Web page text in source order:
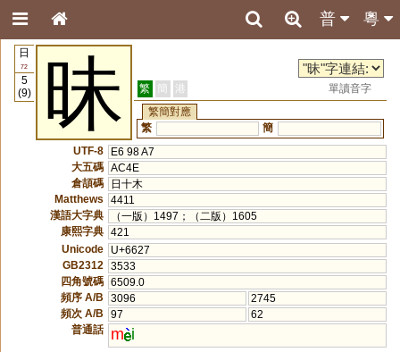
粵
普
日
72
5
(9)
昧 繁 簡 港
單讀音字
繁簡對應
繁
簡
UTF-8
E6 98 A7
大五碼 AC4E
倉頡碼
日十木
Matthews
4411
漢語大字典
（一版）1497；（二版）1605
康熙字典 421
Unicode
U+6627
GB2312
3533
四角號碼 6509.0
頻序 A/B
3096
2745
頻次 A/B
97
62
普通話
m i